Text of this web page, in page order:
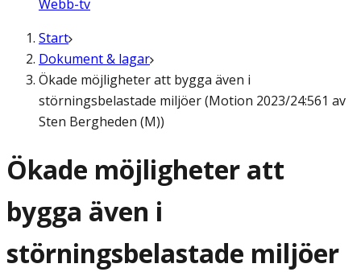
Webb-tv
Start
Dokument & lagar
Ökade möjligheter att bygga även i
störningsbelastade miljöer (Motion 2023/24:561 av
Sten Bergheden (M))
Ökade möjligheter att
bygga även i
störningsbelastade miljöer